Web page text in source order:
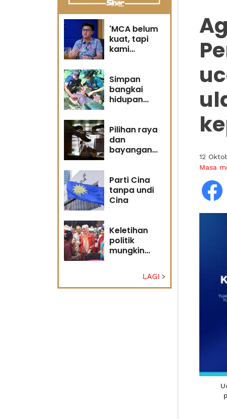
'MCA belum
kuat, tapi
kami
Simpan
bangkai
hidupan
Pilihan raya
dan
bayangan
Parti Cina
tanpa undi
Cina
Keletihan
politik
mungkin
Penganalisis
LAGI
12
Masa